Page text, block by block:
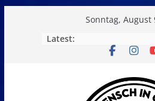
Sonntag, August
Latest: